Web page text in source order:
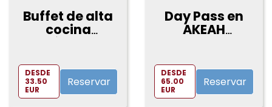
Buffet de alta
cocina
asiática en
Restaurante
DESDE
33.50
EUR
Reservar
Day Pass en
AKEAH
DESDE
65.00
EUR
Reservar